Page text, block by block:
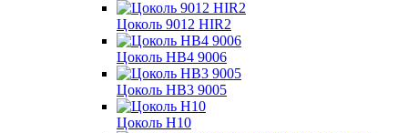
Цоколь 9012 HIR2
Цоколь HB4 9006
Цоколь HB3 9005
Цоколь H10